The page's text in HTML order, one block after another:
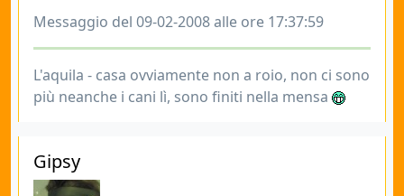
Messaggio del 09-02-2008 alle ore 17:37:59
L'aquila - casa ovviamente non a roio, non ci sono
più neanche i cani lì, sono finiti nella mensa
Gipsy